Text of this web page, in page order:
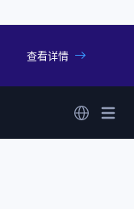
查看详情